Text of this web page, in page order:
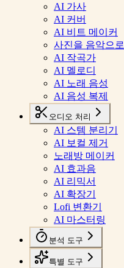
AI 가사
AI 커버
AI 비트 메이커
사진을 음악으로
AI 작곡가
AI 멜로디
AI 노래 음성
AI 음성 복제
오디오 처리
AI 스템 분리기
AI 보컬 제거
노래방 메이커
AI 효과음
AI 리믹서
AI 확장기
Lofi 변환기
AI 마스터링
분석 도구
특별 도구